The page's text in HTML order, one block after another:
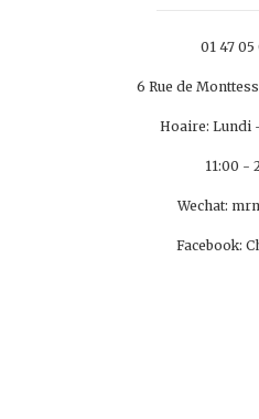
01 47 05
6 Rue de
Hoaire: Lundi
11:00 -
Wechat:
Facebook: